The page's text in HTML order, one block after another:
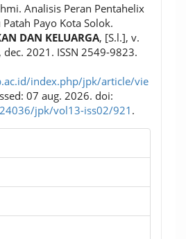
Analisis Peran Pentahelix
Payo Kota Solok.
DAN KELUARGA, [S.l.], v.
2021. ISSN 2549-9823.
index.php/jpk/article/vie
07 aug. 2026. doi:
jpk/vol13-iss02/921 .